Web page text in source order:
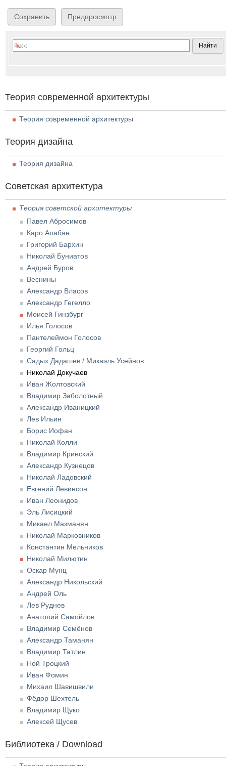
Теория современной архитектуры
Теория современной архитектуры
Теория дизайна
Теория дизайна
Советская архитектура
Теория советской архитектуры
Павел Абросимов
Каро Алабян
Григорий Бархин
Николай Буниатов
Андрей Буров
Веснины
Александр Власов
Александр Гегелло
Моисей Гинзбург
Илья Голосов
Пантелеймон Голосов
Георгий Гольц
Садых Дадашев / Микаэль Усейнов
Николай Докучаев
Иван Жолтовский
Владимир Заболотный
Александр Иваницкий
Лев Ильин
Борис Иофан
Николай Колли
Владимир Кринский
Александр Кузнецов
Николай Ладовский
Евгений Левинсон
Иван Леонидов
Эль Лисицкий
Микаел Мазманян
Николай Марковников
Константин Мельников
Николай Милютин
Оскар Мунц
Александр Никольский
Андрей Оль
Лев Руднев
Анатолий Самойлов
Владимир Семёнов
Александр Таманян
Владимир Татлин
Ной Троцкий
Иван Фомин
Михаил Шавишвили
Фёдор Шехтель
Владимир Щуко
Алексей Щусев
Библиотека / Download